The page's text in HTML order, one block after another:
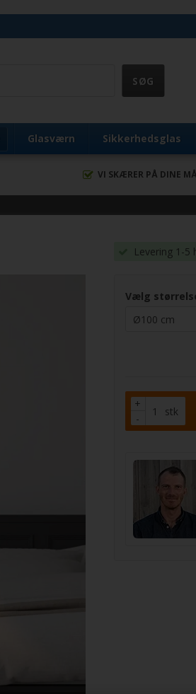
Glasværn Sikkerhedsglas
VI SKÆRER PÅ DINE
Levering 1-5
Vælg
stk
+
-